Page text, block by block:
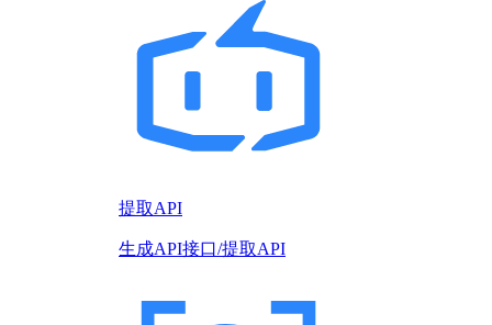
提取API
生成API接口/提取API